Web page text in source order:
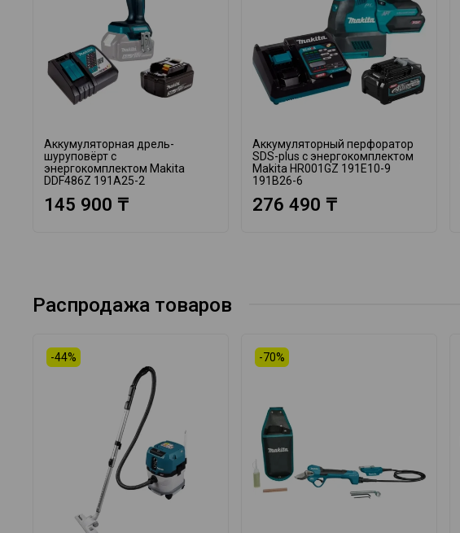
Аккумуляторная дрель-
шуруповёрт с
энергокомплектом Makita
DDF486Z 191A25-2
145 900 ₸
Аккумуляторный перфоратор
SDS-plus с энергокомплектом
Makita HR001GZ 191E10-9
191B26-6
276 490 ₸
Распродажа товаров
-44% -70%